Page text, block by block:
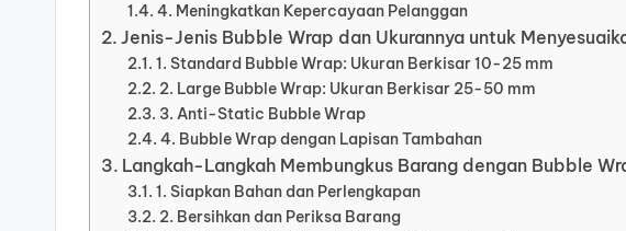
4. Meningkatkan Kepercayaan Pelanggan
Jenis-Jenis Bubble Wrap dan Ukurannya untuk
1. Standard Bubble Wrap: Ukuran Berkisar 10-25 mm
2. Large Bubble Wrap: Ukuran Berkisar 25-50 mm
3. Anti-Static Bubble Wrap
4. Bubble Wrap dengan Lapisan Tambahan
Langkah-Langkah Membungkus Barang dengan Bubble
1. Siapkan Bahan dan Perlengkapan
2. Bersihkan dan Periksa Barang